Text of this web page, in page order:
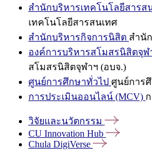
สำนักบริหารเทคโนโลยีสารส
เทคโนโลยีสารสนเทศ
สำนักบริหารกิจการนิสิต สำนั
องค์การบริหารสโมสรนิสิตจุฬ
สโมสรนิสิตจุฬาฯ (อบจ.)
ศูนย์การศึกษาทั่วไป ศูนย์การ
การประเมินออนไลน์ (MCV)
วิจัยและนวัตกรรม
CU Innovation Hub
Chula DigiVerse